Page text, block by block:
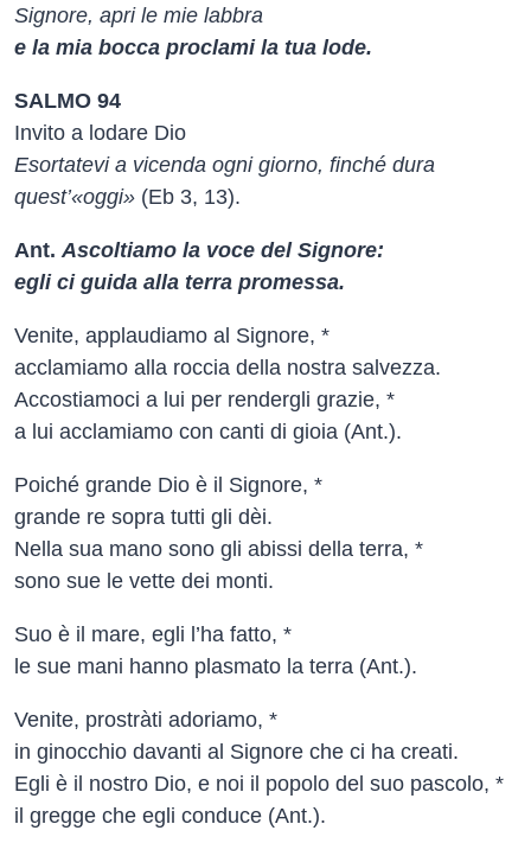
Signore, apri le mie labbra
e la mia bocca proclami la tua lode.
SALMO 94
Invito a lodare Dio
Esortatevi a vicenda ogni giorno, finché dura
quest’«oggi» (Eb 3, 13).
Ant.Ascoltiamo la voce del Signore:
egli ci guida alla terra promessa.
Venite, applaudiamo al Signore, *
acclamiamo alla roccia della nostra salvezza.
Accostiamoci a lui per rendergli grazie, *
a lui acclamiamo con canti di gioia (Ant.).
Poiché grande Dio è il Signore, *
grande re sopra tutti gli dèi.
Nella sua mano sono gli abissi della terra, *
sono sue le vette dei monti.
Suo è il mare, egli l’ha fatto, *
le sue mani hanno plasmato la terra (Ant.).
Venite, prostràti adoriamo, *
in ginocchio davanti al Signore che ci ha creati.
Egli è il nostro Dio, e noi il popolo del suo pascolo, *
il gregge che egli conduce (Ant.).